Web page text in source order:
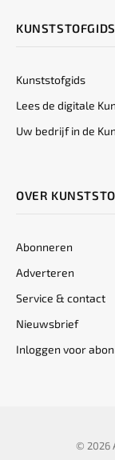
KUNSTSTOFGIDS
Kunststofgids
Lees de digitale
Uw bedrijf in de
OVER
Abonneren
Adverteren
Service & contact
Nieuwsbrief
Inloggen voor
© 2026